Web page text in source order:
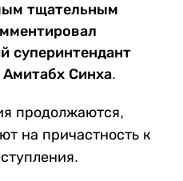
тщательным
суперинтендант
Синха.
продолжаются,
на причастность к